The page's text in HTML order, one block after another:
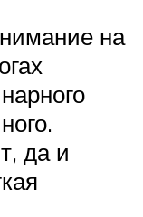
на
да и